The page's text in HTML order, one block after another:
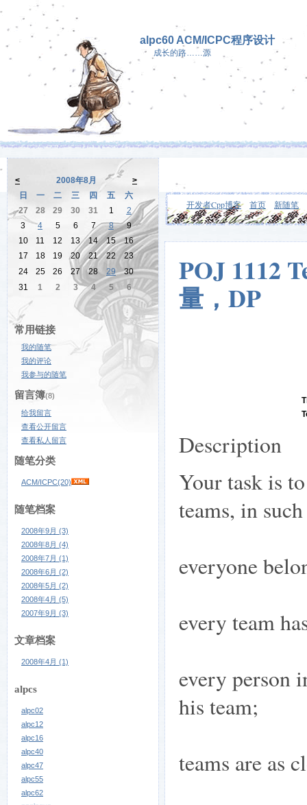
alpc60 ACM/ICPC程序设计
成长的路……源
开发者Cpp博客 首页 新随笔
< 2008年8月
>
日
一 二 三 四 五
六
27
28 29 30 31 1
2
3
4 5 6 7 8
9
10
11 12 13 14 15
16
17
18 19 20 21 22
23
24
25 26 27 28 29
30
31
1 2 3 4 5 6
常用链接
我的随笔
我的评论
我参与的随笔
留言簿(8)
给我留言
查看公开留言
查看私人留言
随笔分类
ACM/ICPC(20)
随笔档案
2008年9月 (3)
2008年8月 (4)
2008年7月 (1)
2008年6月 (2)
2008年5月 (2)
2008年4月 (5)
2007年9月 (3)
文章档案
2008年4月 (1)
alpcs
alpc02
alpc12
alpc16
alpc40
alpc47
alpc55
alpc62
POJ 1112
量，DP
Description
Your task is
teams, in
everyone
every team
every person
his team;
teams are as